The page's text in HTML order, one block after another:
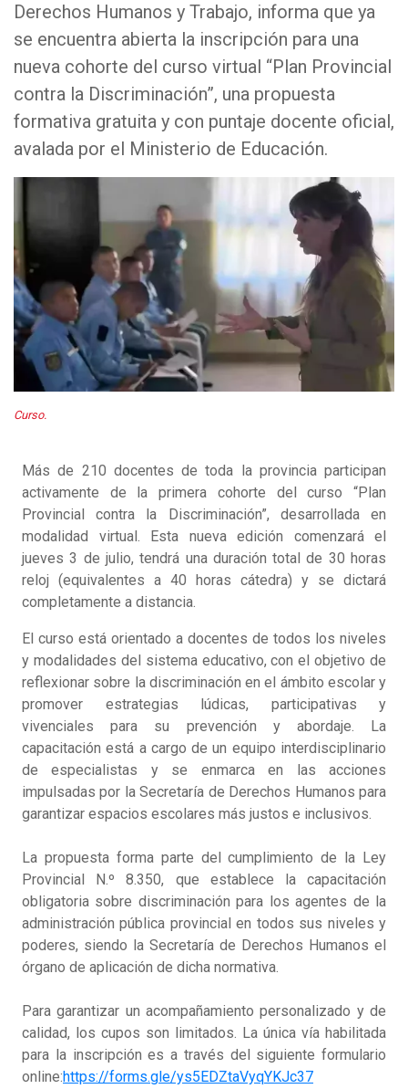
Derechos Humanos y Trabajo, informa que ya
se encuentra abierta la inscripción para una
nueva cohorte del curso virtual “Plan Provincial
contra la Discriminación”, una propuesta
formativa gratuita y con puntaje docente oficial,
avalada por el Ministerio de Educación.
Curso.
Más de 210 docentes de toda la provincia participan
activamente de la primera cohorte del curso “Plan
Provincial contra la Discriminación”, desarrollada en
modalidad virtual. Esta nueva edición comenzará el
jueves 3 de julio, tendrá una duración total de 30 horas
reloj (equivalentes a 40 horas cátedra) y se dictará
completamente a distancia.
El curso está orientado a docentes de todos los niveles
y modalidades del sistema educativo, con el objetivo de
reflexionar sobre la discriminación en el ámbito escolar y
promover estrategias lúdicas, participativas y
vivenciales para su prevención y abordaje. La
capacitación está a cargo de un equipo interdisciplinario
de especialistas y se enmarca en las acciones
impulsadas por la Secretaría de Derechos Humanos para
garantizar espacios escolares más justos e inclusivos.
La propuesta forma parte del cumplimiento de la Ley
Provincial N.º 8.350, que establece la capacitación
obligatoria sobre discriminación para los agentes de la
administración pública provincial en todos sus niveles y
poderes, siendo la Secretaría de Derechos Humanos el
órgano de aplicación de dicha normativa.
Para garantizar un acompañamiento personalizado y de
calidad, los cupos son limitados. La única vía habilitada
para la inscripción es a través del siguiente formulario
online:https://forms.gle/ys5EDZtaVyqYKJc37